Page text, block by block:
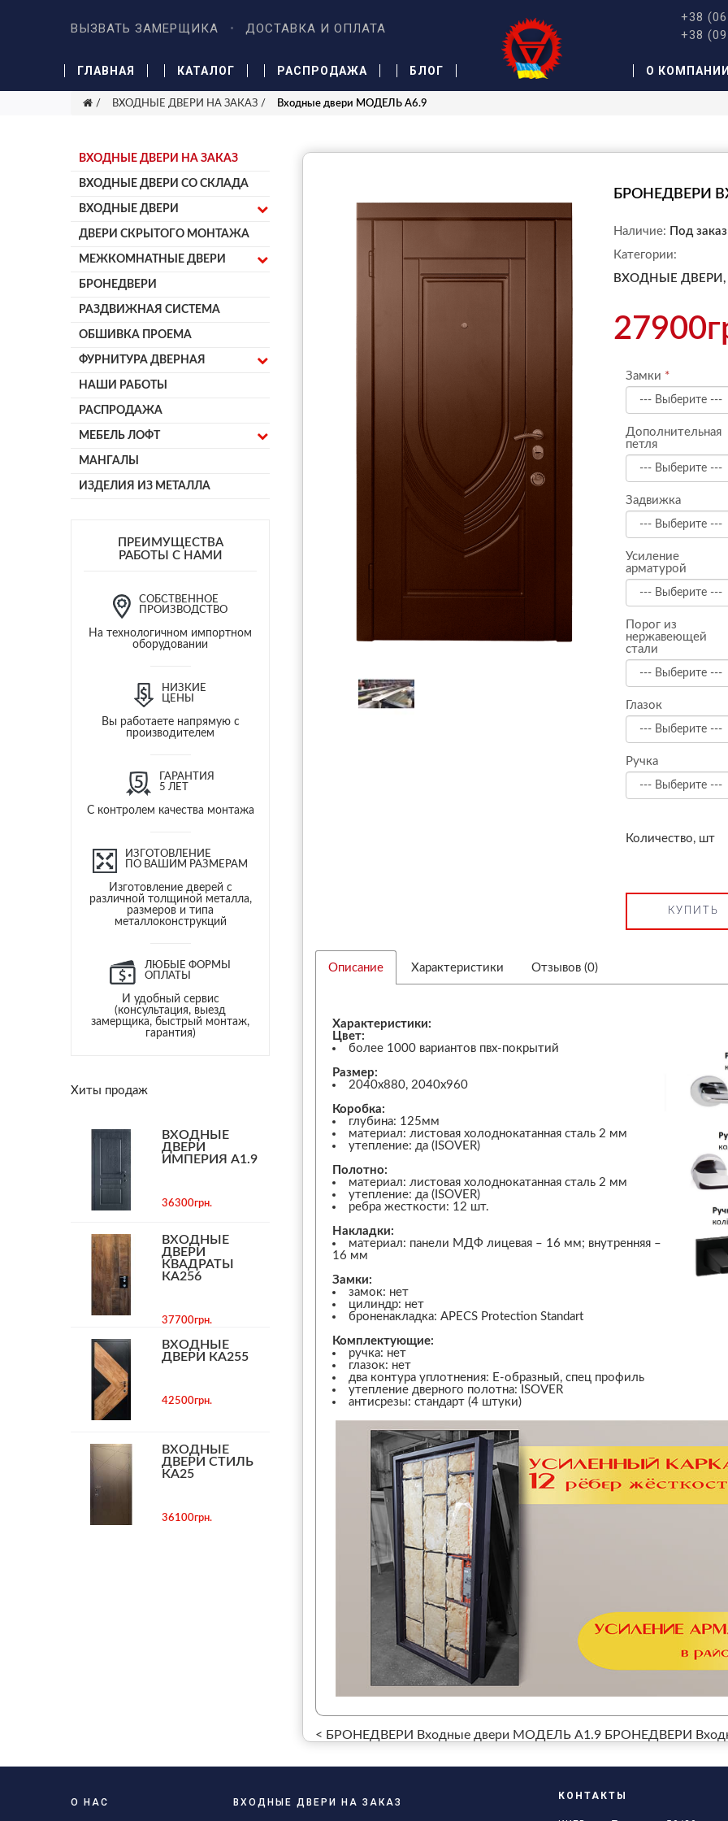
ВЫЗВАТЬ ЗАМЕРЩИКА ДОСТАВКА И ОПЛАТА
+38
+38
ГЛАВНАЯ КАТАЛОГ РАСПРОДАЖА БЛОГ О
ВХОДНЫЕ ДВЕРИ НА ЗАКАЗ Входные двери МОДЕЛЬ A6.9
ВХОДНЫЕ ДВЕРИ НА ЗАКАЗ
ВХОДНЫЕ ДВЕРИ СО СКЛАДА
ВХОДНЫЕ ДВЕРИ
ДВЕРИ СКРЫТОГО МОНТАЖА
МЕЖКОМНАТНЫЕ ДВЕРИ
БРОНЕДВЕРИ
РАЗДВИЖНАЯ СИСТЕМА
ОБШИВКА ПРОЕМА
ФУРНИТУРА ДВЕРНАЯ
НАШИ РАБОТЫ
РАСПРОДАЖА
МЕБЕЛЬ ЛОФТ
МАНГАЛЫ
ИЗДЕЛИЯ ИЗ МЕТАЛЛА
ПРЕИМУЩЕСТВА
РАБОТЫ С НАМИ
СОБСТВЕННОЕ
ПРОИЗВОДСТВО
На технологичном импортном
оборудовании
НИЗКИЕ
ЦЕНЫ
Вы работаете напрямую с
производителем
ГАРАНТИЯ
5 ЛЕТ
С контролем качества монтажа
ИЗГОТОВЛЕНИЕ
ПО ВАШИМ РАЗМЕРАМ
Изготовление дверей с
различной толщиной металла,
размеров и типа
металлоконструкций
ЛЮБЫЕ ФОРМЫ
ОПЛАТЫ
И удобный сервис
(консультация, выезд
замерщика, быстрый монтаж,
гарантия)
Хиты продаж
ВХОДНЫЕ
ДВЕРИ
ИМПЕРИЯ А1.9
36300грн.
ВХОДНЫЕ
ДВЕРИ
КВАДРАТЫ
КА256
37700грн.
ВХОДНЫЕ
ДВЕРИ КА255
42500грн.
ВХОДНЫЕ
ДВЕРИ СТИЛЬ
КА25
36100грн.
БРОНЕДВЕРИ
Наличие: Под заказ
Категории:
ВХОДНЫЕ ДВЕРИ,
Замки
Дополнительная
петля
Задвижка
Усиление
арматурой
Порог из
нержавеющей
стали
Глазок
Ручка
Количество, шт
КУПИТЬ
Описание Характеристики Отзывов (0)
Характеристики:
Цвет:
более 1000 вариантов пвх-покрытий
Размер:
2040х880, 2040х960
Коробка:
глубина: 125мм
материал: листовая холоднокатанная сталь 2 мм
утепление: да (ISOVER)
Полотно:
материал: листовая холоднокатанная сталь 2 мм
утепление: да (ISOVER)
ребра жесткости: 12 шт.
Накладки:
материал: панели МДФ лицевая – 16 мм; внутренняя –
16 мм
Замки:
замок: нет
цилиндр: нет
броненакладка: APECS Protection Standart
Комплектующие:
ручка: нет
глазок: нет
два контура уплотнения: Е-образный, спец профиль
утепление дверного полотна: ISOVER
антисрезы: стандарт (4 штуки)
< БРОНЕДВЕРИ Входные двери МОДЕЛЬ А1.9 БРОНЕДВЕРИ
О НАС ВХОДНЫЕ ДВЕРИ НА ЗАКАЗ
КОНТАКТЫ